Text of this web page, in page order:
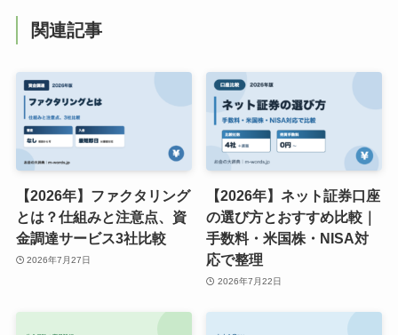
関連記事
【2026年】ファクタリング
とは？仕組みと注意点、資
金調達サービス3社比較
2026年7月27日
【2026年】ネット証券口座
の選び方とおすすめ比較｜
手数料・米国株・NISA対
応で整理
2026年7月22日